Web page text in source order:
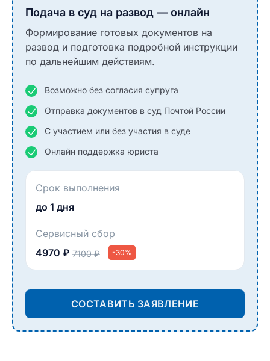
Подача в суд на развод — онлайн
Формирование готовых документов на
развод и подготовка подробной инструкции
по дальнейшим действиям.
Возможно без согласия супруга
Отправка документов в суд Почтой России
С участием или без участия в суде
Онлайн поддержка юриста
Срок выполнения
до 1 дня
Сервисный сбор
4970 ₽ 7100 ₽ -30%
СОСТАВИТЬ ЗАЯВЛЕНИЕ